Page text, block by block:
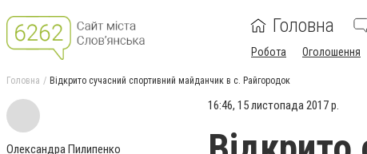
Головна
Робота Оголошення
Головна Відкрито сучасний спортивний майданчик в с. Райгородок
Олександра Пилипенко
16:46, 15 листопада 2017 р.